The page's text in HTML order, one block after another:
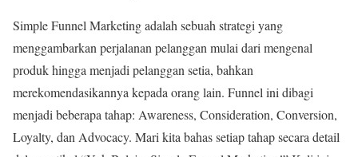
Simple Funnel Marketing adalah sebuah strategi yang
menggambarkan perjalanan pelanggan mulai dari mengenal
produk hingga menjadi pelanggan setia, bahkan
merekomendasikannya kepada orang lain. Funnel ini dibagi
menjadi beberapa tahap: Awareness, Consideration, Conversion,
Loyalty, dan Advocacy. Mari kita bahas setiap tahap secara detail